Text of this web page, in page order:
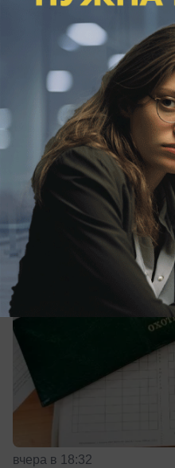
Общество
В Волгоградской
охоту на барсука
Добыть разрешат лишь
вчера в 18:32